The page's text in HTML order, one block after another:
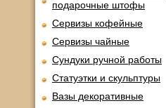
подарочные штофы
Сервизы кофейные
Сервизы чайные
Сундуки ручной работы
Статуэтки и скульптуры
Вазы декоративные